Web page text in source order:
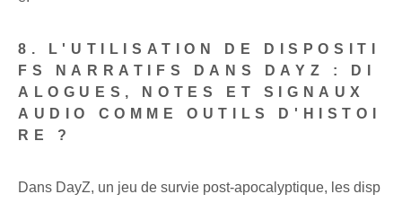
8. L'UTILISATION DE DISPOSITI
FS NARRATIFS DANS DAYZ : DI
ALOGUES, NOTES ET SIGNAUX
AUDIO COMME OUTILS D'HISTOI
RE ?
Dans DayZ, un jeu de survie post-apocalyptique, les disp